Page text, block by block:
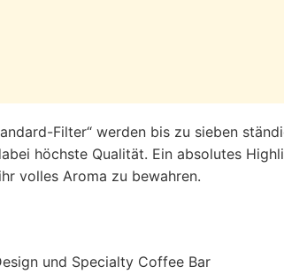
Filter“ werden bis zu sieben
höchste Qualität. Ein absolutes
volles Aroma zu bewahren.